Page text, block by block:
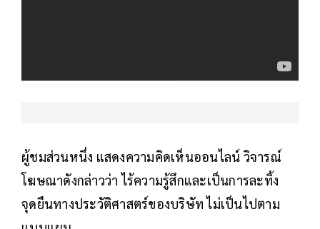
ผู้ชมส่วนหนึ่ง แสดงความคิดเห็นออนไลน์ วิจารณ์
โฆษณาดังกล่าวว่า ไร้ความรู้สึกและเป็นการละทิ้ง
จุดยืนทางประวัติศาสตร์ของบริษัท ไม่เป็นไปตาม